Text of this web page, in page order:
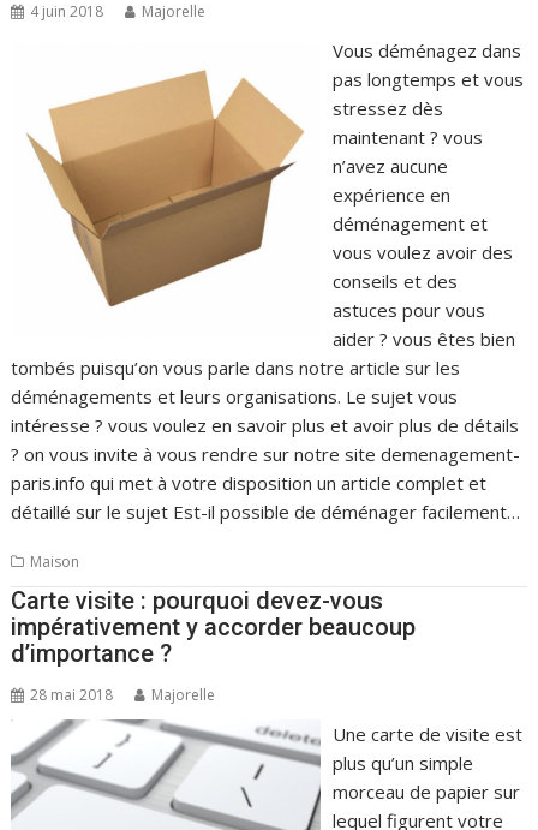
4 juin 2018 Majorelle
Vous déménagez dans
pas longtemps et vous
stressez dès
maintenant ? vous
n’avez aucune
expérience en
déménagement et
vous voulez avoir des
conseils et des
astuces pour vous
aider ? vous êtes bien
tombés puisqu’on vous parle dans notre article sur les
déménagements et leurs organisations. Le sujet vous
intéresse ? vous voulez en savoir plus et avoir plus de détails
? on vous invite à vous rendre sur notre site demenagement-
paris.info qui met à votre disposition un article complet et
détaillé sur le sujet Est-il possible de déménager facilement…
Maison
Carte visite : pourquoi devez-vous
impérativement y accorder beaucoup
d’importance ?
28 mai 2018 Majorelle
Une carte de visite est
plus qu’un simple
morceau de papier sur
lequel figurent votre